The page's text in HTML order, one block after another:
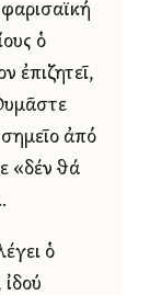
ὁ
ἐπιζητεῖ,
ἀπό
«δέν θά
ὁ